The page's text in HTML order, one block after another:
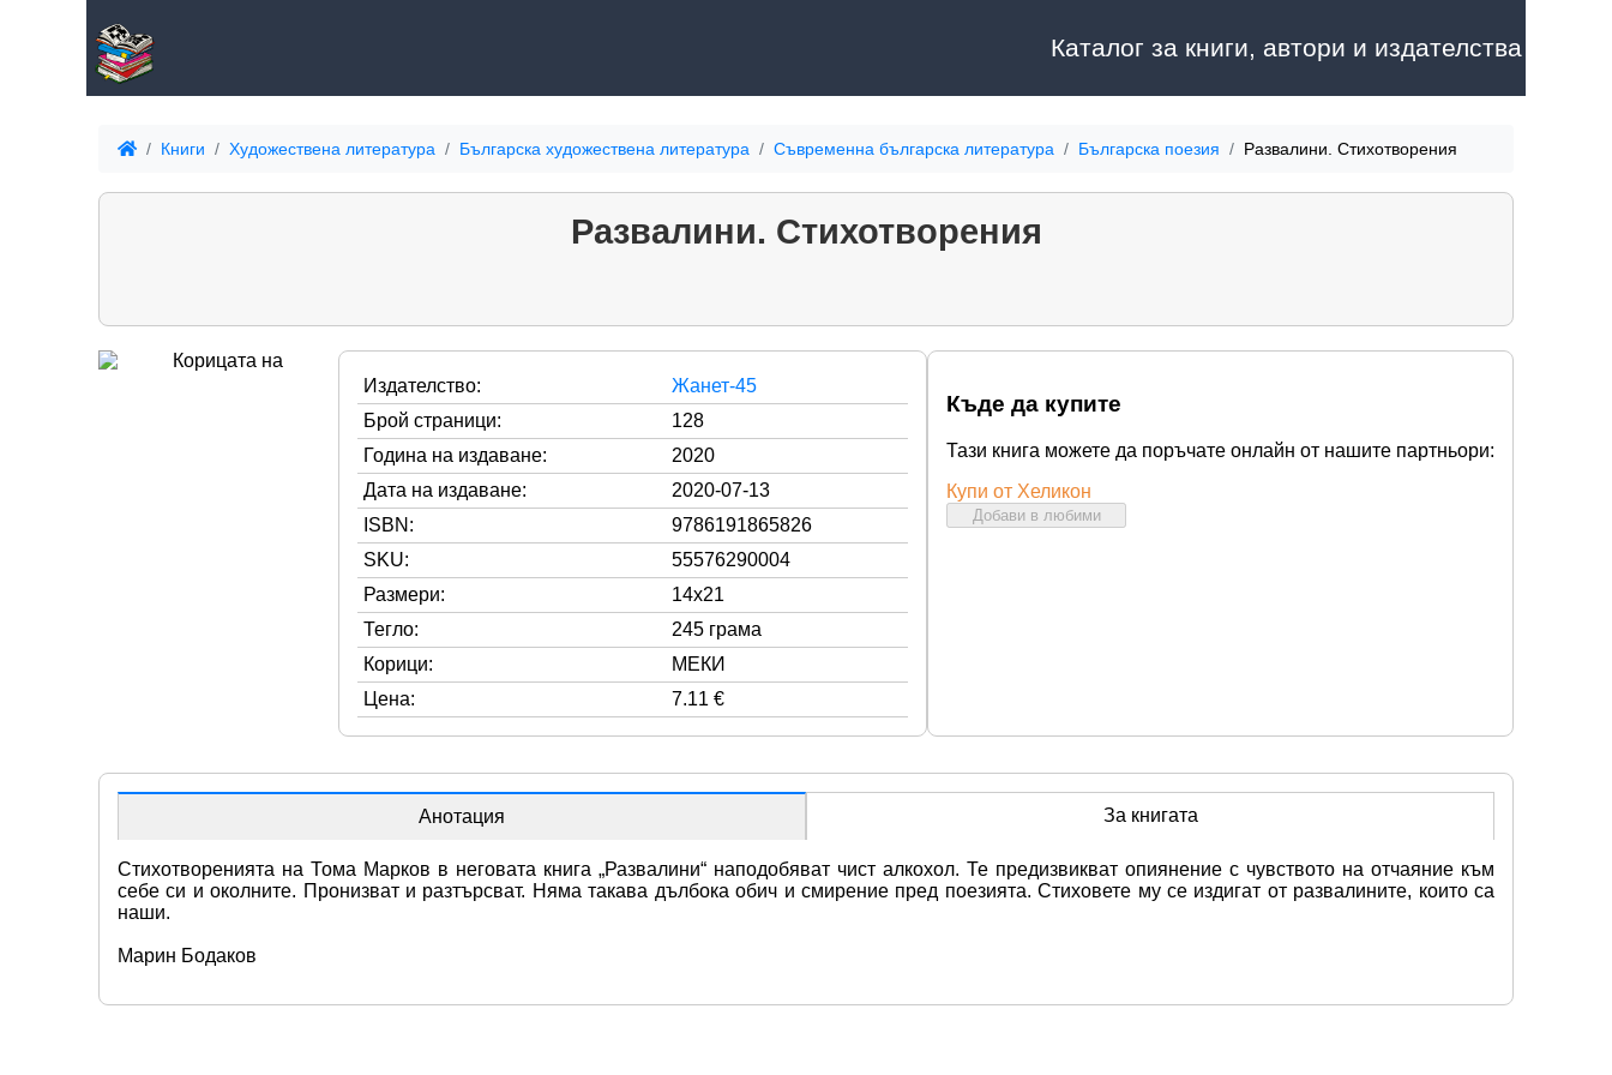
Каталог за книги, автори и издателства
Книги Художествена литература Българска художествена литература Съвременна българска литература Българска поезия Развалини. Стихотворения
Развалини. Стихотворения
Издателство:
Жанет-45
Брой страници:
128
Година на издаване:
2020
Дата на издаване:
2020-07-13
ISBN:
9786191865826
SKU:
55576290004
Размери:
14x21
Тегло:
245 грама
Корици:
МЕКИ
Цена:
7.11 €
Къде да купите
Тази книга можете да поръчате онлайн от нашите партньори:
Купи от Хеликон
Добави в любими
Анотация За книгата
Стихотворенията на Тома Марков в неговата книга „Развалини“ наподобяват чист алкохол. Те предизвикват опиянение с чувството на отчаяние към
себе си и околните. Пронизват и разтърсват. Няма такава дълбока обич и смирение пред поезията. Стиховете му се издигат от развалините, които са
наши.
Марин Бодаков